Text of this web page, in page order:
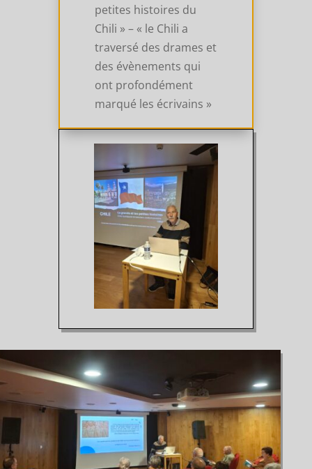
petites histoires du
Chili » – « le Chili a
traversé des drames et
des évènements qui
ont profondément
marqué les écrivains »